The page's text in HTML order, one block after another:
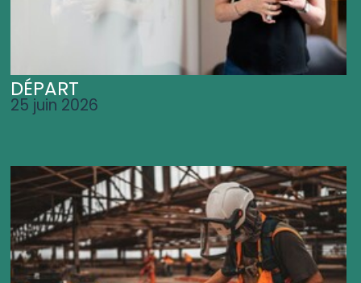
DÉPART
25 juin 2026